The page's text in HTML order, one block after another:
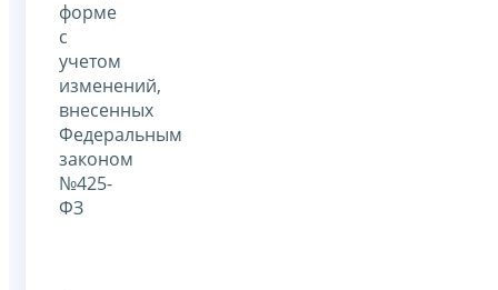
форме
с
учетом
изменений,
внесенных
Федеральным
законом
№425-
ФЗ